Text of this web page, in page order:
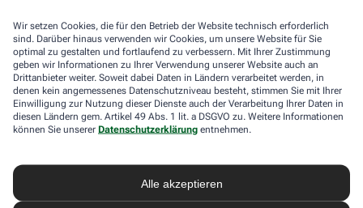
Wir setzen Cookies, die für den Betrieb der Website technisch erforderlich
sind. Darüber hinaus verwenden wir Cookies, um unsere Website für Sie
optimal zu gestalten und fortlaufend zu verbessern. Mit Ihrer Zustimmung
geben wir Informationen zu Ihrer Verwendung unserer Website auch an
Drittanbieter weiter. Soweit dabei Daten in Ländern verarbeitet werden, in
denen kein angemessenes Datenschutzniveau besteht, stimmen Sie mit Ihrer
Einwilligung zur Nutzung dieser Dienste auch der Verarbeitung Ihrer Daten in
diesen Ländern gem. Artikel 49 Abs. 1 lit. a DSGVO zu. Weitere Informationen
können Sie unserer Datenschutzerklärung entnehmen.
Alle akzeptieren
betroffenen Hautstellen mindestens zweimal täglich mit
einer hochwertigen ärztlich empfohlenen Salbe oder
Creme behandeln. Als Grundregel für Krebsbetroffene
gilt:
In den ersten drei Wochen nach Therapiebeginn
sind eher feuchtigkeitsspendende Cremes und
Lotionen angezeigt.
Salben besser, etwa mit Dexpanthenol oder